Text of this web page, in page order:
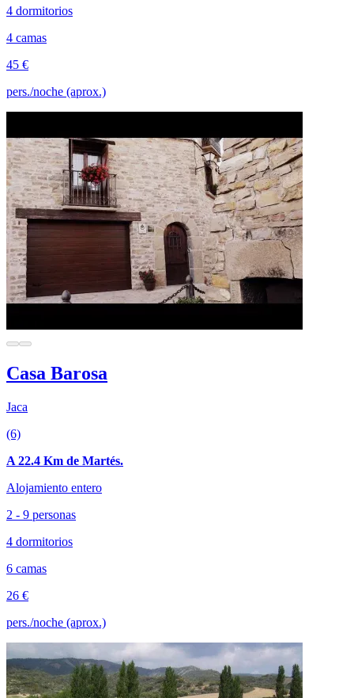
4 dormitorios
4 camas
45 €
pers./noche (aprox.)
Casa Barosa
Jaca
(6)
A 22.4 Km de Martés.
Alojamiento entero
2 - 9 personas
4 dormitorios
6 camas
26 €
pers./noche (aprox.)